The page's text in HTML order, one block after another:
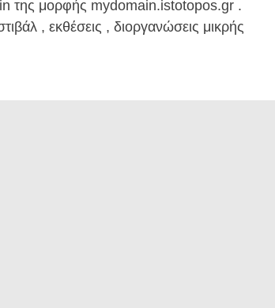
της μορφής mydomain.istotopos.gr .
, εκθέσεις , διοργανώσεις μικρής